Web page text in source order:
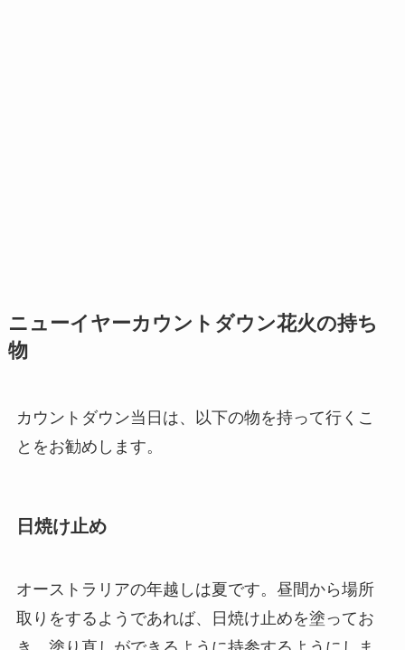
ニューイヤーカウントダウン花火の持ち
物
カウントダウン当日は、以下の物を持って行くこ
とをお勧めします。
日焼け止め
オーストラリアの年越しは夏です。昼間から場所
取りをするようであれば、日焼け止めを塗ってお